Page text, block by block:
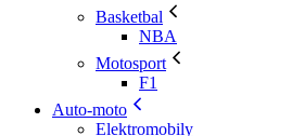
Basketbal
NBA
Motosport
F1
Auto-moto
Elektromobily